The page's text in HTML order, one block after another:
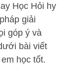
Học Hỏi hy
giải
góp ý và
bài viết
học tốt.